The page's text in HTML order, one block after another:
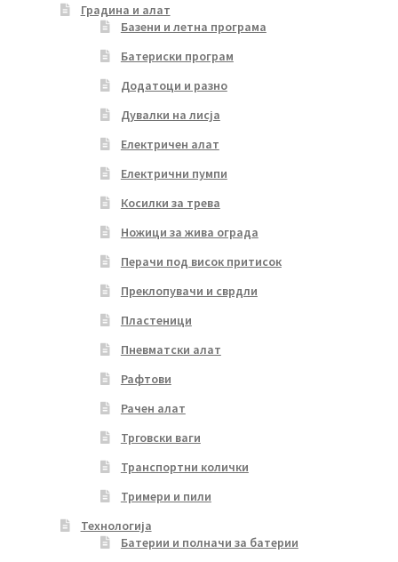
Градина и алат
Базени и летна програма
Батериски програм
Додатоци и разно
Дувалки на лисја
Електричен алат
Електрични пумпи
Косилки за трева
Ножици за жива ограда
Перачи под висок притисок
Преклопувачи и сврдли
Пластеници
Пневматски алат
Рафтови
Рачен алат
Трговски ваги
Транспортни колички
Тримери и пили
Технологија
Батерии и полначи за батерии